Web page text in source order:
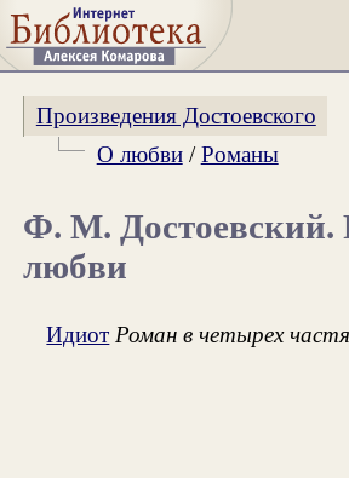
Произведения Достоевского
О любви/Романы
Ф. М. Достоевский.
любви
Идиот Роман в четырех